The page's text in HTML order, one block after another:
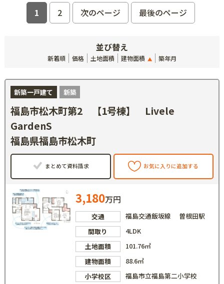
1
2 次のページ 最後のページ
並び替え
新着順 価格 土地面積 建物面積 築年月
新築一戸建て 新築
福島市松木町第2 【1号棟】 Livele
GardenS
福島県福島市松木町
まとめて資料請求 お気に入りに追加する
3,180万円
交通
福島交通飯坂線 曽根田駅
間取り
4LDK
土地面積
101.76㎡
建物面積
88.6㎡
小学校区
福島市立福島第二小学校